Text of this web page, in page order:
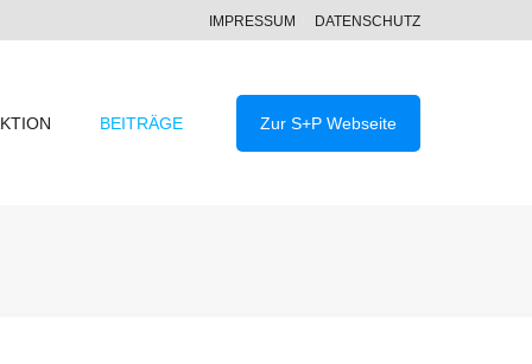
IMPRESSUM DATENSCHUTZ
BEITRÄGE Zur S+P Webseite